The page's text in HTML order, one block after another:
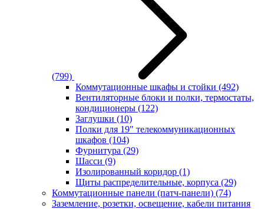
(799)
Коммутационные шкафы и стойки (492)
Вентиляторные блоки и полки, термостаты,
кондиционеры (122)
Заглушки (10)
Полки для 19" телекоммуникационных
шкафов (104)
Фурнитура (29)
Шасси (9)
Изолированный коридор (1)
Щиты распределительные, корпуса (29)
Коммутационные панели (патч-панели) (74)
Заземление, розетки, освещение, кабели питания